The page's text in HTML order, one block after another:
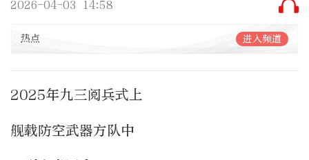
2026-04-03 14:58
热点 进入频道
2025年九三阅兵式上
舰载防空武器方队中